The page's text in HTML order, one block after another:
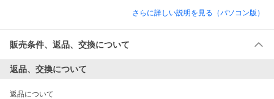
さらに詳しい説明を見る（パソコン版）
販売条件、返品、交換について
返品、交換について
返品について